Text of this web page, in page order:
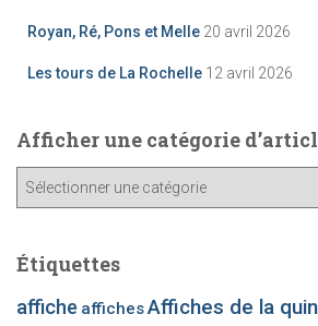
Royan, Ré, Pons et Melle 20 avril 2026
Les tours de La Rochelle 12 avril 2026
Afficher une catégorie
h
Étiquettes
affiche affichesAffiches de la